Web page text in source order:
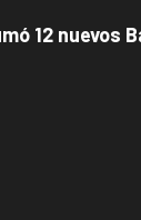
12 nuevos